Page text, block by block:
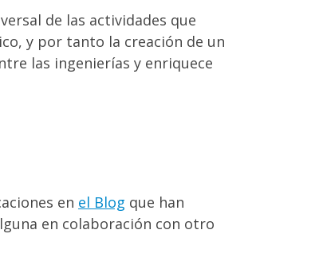
de las actividades que
y por tanto la creación de un
las ingenierías y enriquece
en el Blog que han
en colaboración con otro